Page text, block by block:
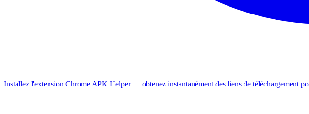
Installez l'extension Chrome APK Helper — obtenez instantanément des liens de téléchargement